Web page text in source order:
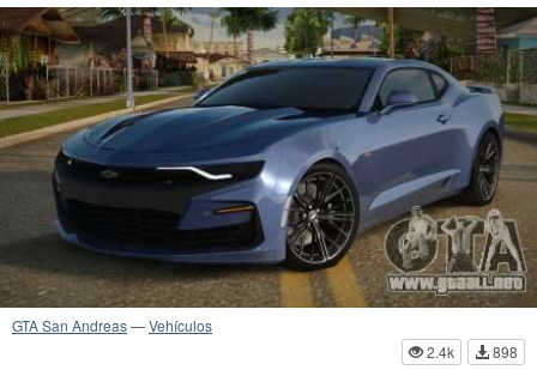
GTA San Andreas—Vehículos
2.4k
898